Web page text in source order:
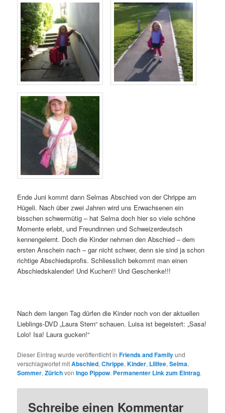
Ende Juni kommt dann Selmas Abschied von der Chrippe am
Hügeli. Nach über zwei Jahren wird uns Erwachsenen ein
bisschen schwermütig – hat Selma doch hier so viele schöne
Momente erlebt, und Freundinnen und Schweizerdeutsch
kennengelernt. Doch die Kinder nehmen den Abschied – dem
ersten Anschein nach – gar nicht schwer, denn sie sind ja schon
richtige Abschiedsprofis. Schliesslich bekommt man einen
Abschiedskalender! Und Kuchen!! Und Geschenke!!!
Nach dem langen Tag dürfen die Kinder noch von der aktuellen
Lieblings-DVD „Laura Stern“ schauen. Luisa ist begeistert: „Sasa!
Lolo! Isa! Laura gucken!“
Dieser Eintrag wurde veröffentlicht inFriends and Familyund
verschlagwortet mitAbschied,Chrippe,Kinder, Lilifee,Selma,
Sommer,ZürichvonIngo Pippow. Permanenter Link zum Eintrag.
Schreibe einen Kommentar